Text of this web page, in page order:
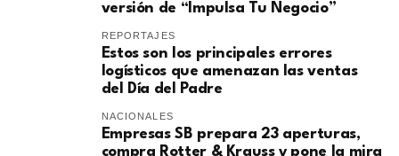
versión de “Impulsa Tu Negocio”
REPORTAJES
Estos son los principales errores
logísticos que amenazan las ventas
del Día del Padre
NACIONALES
Empresas SB prepara 23 aperturas,
compra Rotter & Krauss y pone la mira